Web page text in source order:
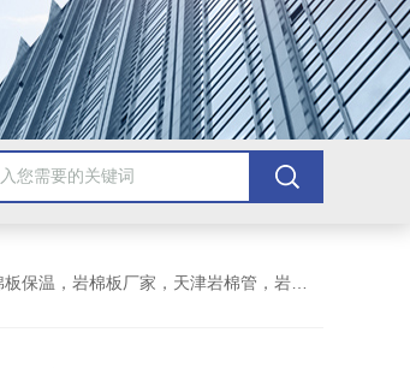
保温，岩棉板厂家，天津岩棉管，岩棉毡